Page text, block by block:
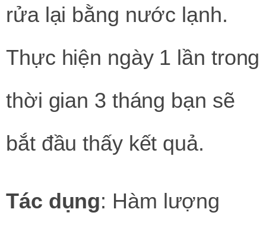
rửa lại bằng nước lạnh.
Thực hiện ngày 1 lần trong
thời gian 3 tháng bạn sẽ
bắt đầu thấy kết quả.
Tác dụng: Hàm lượng